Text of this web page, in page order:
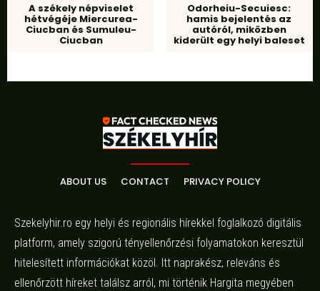
A székely népviselet
hétvégéje Miercurea-
Ciucban és Sumuleu-
Ciucban
Odorheiu-Secuiesc:
hamis bejelentés az
autóról, miközben
kiderült egy helyi baleset
ABOUT US CONTACT PRIVACY POLICY
Szekelyhir.ro egy helyi és regionális hírekkel foglalkozó digitális
platform, amely szigorú tényellenőrzési folyamatokon keresztül
hitelesített információkat közöl. Itt naprakész, releváns és
ellenőrzött híreket találsz arról, mi történik Hargita megyében